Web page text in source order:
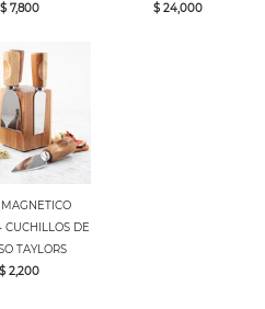
$ 7,800
$ 24,000
CUCHILLOS DE
TAYLORS
$ 2,200